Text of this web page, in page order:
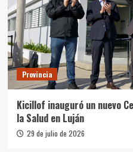
Provincia
Kicillof inauguró un nuevo
la Salud en Luján
29 de julio de 2026